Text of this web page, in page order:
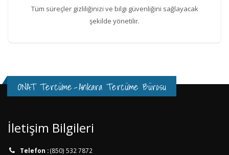
Tüm süreçler gizliliğinizi ve bilgi güvenliğini sağlayacak
şekilde yönetilir.
ONAT Tercüme-Ankara Tercüme Bürosu
İletişim Bilgileri
Telefon :(850) 532 7872